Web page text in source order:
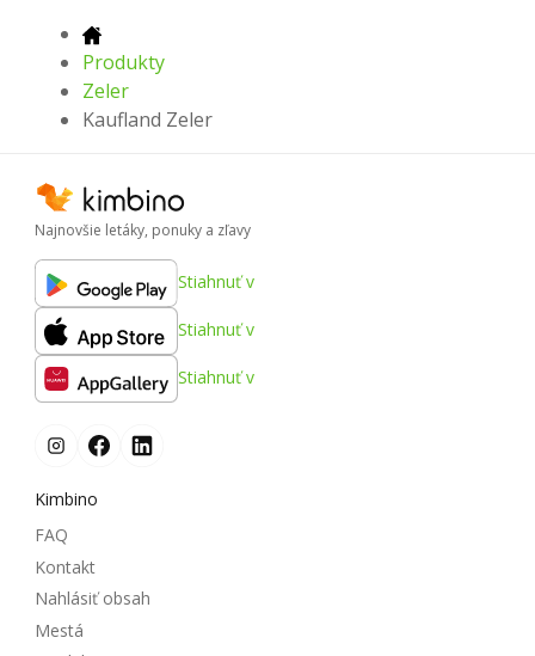
Produkty
Zeler
Kaufland Zeler
Najnovšie letáky, ponuky a zľavy
Stiahnuť v
Stiahnuť v
Stiahnuť v
Kimbino
FAQ
Kontakt
Nahlásiť obsah
Mestá